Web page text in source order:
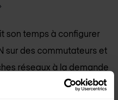
son temps à configurer
sur des commutateurs et
réseaux à la demande
de Contrail